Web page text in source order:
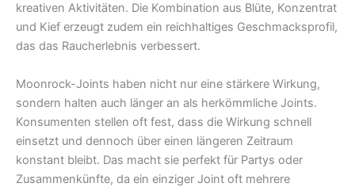
kreativen Aktivitäten. Die Kombination aus Blüte, Konzentrat
und Kief erzeugt zudem ein reichhaltiges Geschmacksprofil,
das das Raucherlebnis verbessert.
Moonrock-Joints haben nicht nur eine stärkere Wirkung,
sondern halten auch länger an als herkömmliche Joints.
Konsumenten stellen oft fest, dass die Wirkung schnell
einsetzt und dennoch über einen längeren Zeitraum
konstant bleibt. Das macht sie perfekt für Partys oder
Zusammenkünfte, da ein einziger Joint oft mehrere